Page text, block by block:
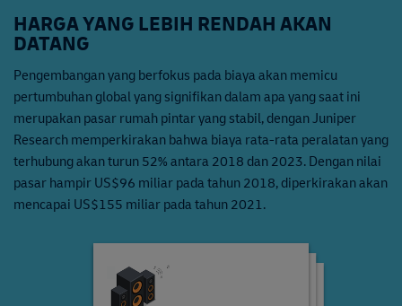
HARGA YANG LEBIH RENDAH AKAN
DATANG
Pengembangan yang berfokus pada biaya akan memicu
pertumbuhan global yang signifikan dalam apa yang saat ini
merupakan pasar rumah pintar yang stabil, dengan Juniper
Research memperkirakan bahwa biaya rata-rata peralatan yang
terhubung akan turun 52% antara 2018 dan 2023. Dengan nilai
pasar hampir US$96 miliar pada tahun 2018, diperkirakan akan
mencapai US$155 miliar pada tahun 2021.